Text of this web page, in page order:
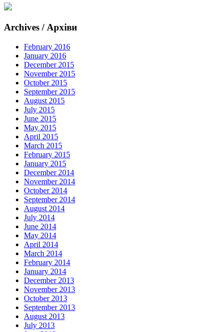
Archives / Архіви
February 2016
January 2016
December 2015
November 2015
October 2015
September 2015
August 2015
July 2015
June 2015
May 2015
April 2015
March 2015
February 2015
January 2015
December 2014
November 2014
October 2014
September 2014
August 2014
July 2014
June 2014
May 2014
April 2014
March 2014
February 2014
January 2014
December 2013
November 2013
October 2013
September 2013
August 2013
July 2013